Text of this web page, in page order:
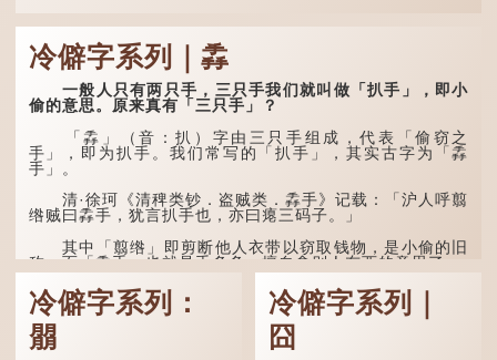
冷僻字系列｜掱
一般人只有两只手，三只手我们就叫做「扒手」，即小
偷的意思。原来真有「三只手」？
「掱」（音：扒）字由三只手组成，代表「偷窃之
手」，即为扒手。我们常写的「扒手」，其实古字为「掱
手」。
清·徐珂《清稗类钞．盗贼类．掱手》记载：「沪人呼翦
绺贼曰掱手，犹言扒手也，亦曰瘪三码子。」
其中「翦绺」即剪断他人衣带以窃取钱物，是小偷的旧
称。而「掱手」也就是手多多，擅自拿别人东西的意思了...
冷僻字系列：
朤
冷僻字系列｜
囧